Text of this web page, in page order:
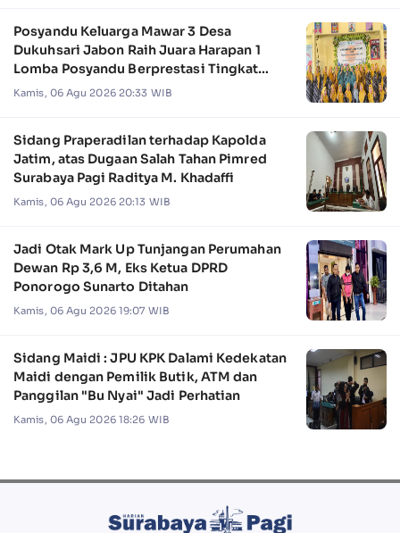
Posyandu Keluarga Mawar 3 Desa
Dukuhsari Jabon Raih Juara Harapan 1
Lomba Posyandu Berprestasi Tingkat
Jawa Timur 2026
Kamis, 06 Agu 2026 20:33 WIB
Sidang Praperadilan terhadap Kapolda
Jatim, atas Dugaan Salah Tahan Pimred
Surabaya Pagi Raditya M. Khadaffi
Kamis, 06 Agu 2026 20:13 WIB
Jadi Otak Mark Up Tunjangan Perumahan
Dewan Rp 3,6 M, Eks Ketua DPRD
Ponorogo Sunarto Ditahan
Kamis, 06 Agu 2026 19:07 WIB
Sidang Maidi : JPU KPK Dalami Kedekatan
Maidi dengan Pemilik Butik, ATM dan
Panggilan "Bu Nyai" Jadi Perhatian
Kamis, 06 Agu 2026 18:26 WIB